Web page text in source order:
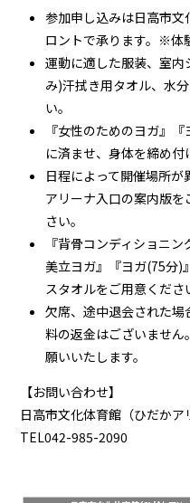
参加申し込みは日高市
ロントで承ります。※体
運動に適した服装、室
み)汗拭き用タオル、水
い。
『女性のためのヨガ』
に済ませ、身体を締め付
日程によって開催場所が
アリーナ入口の案内版
さい。
『背骨コンディショニ
美立ヨガ』『ヨガ(75分)
スタオルをご用意くださ
欠席、途中退会された
料の返金はございませ
願いいたします。
【お問い合わせ】
日高市文化体育館（ひだか
TEL042-985-2090